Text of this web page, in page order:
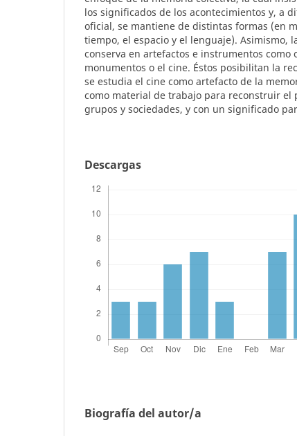
los significados de los acontecimientos y, a
oficial, se mantiene de distintas formas (en
tiempo, el espacio y el lenguaje). Asimismo,
conserva en artefactos e instrumentos como
monumentos o el cine. Éstos posibilitan la
se estudia el cine como artefacto de la
como material de trabajo para reconstruir el
grupos y sociedades, y con un significado
Descargas
Biografía del autor/a